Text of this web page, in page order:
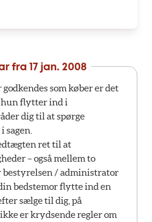
fra 17 jan. 2008
som køber er det
flytter ind i
dig til at spørge
sagen.
ret til at
– også mellem to
bestyrelsen / administrator
bedstemor flytte ind en
sælge til dig, på
er krydsende regler om